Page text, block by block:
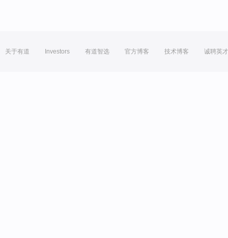
关于有道 Investors 有道智选 官方博客 技术博客 诚聘英才